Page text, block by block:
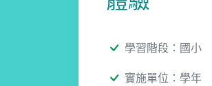
學習階段：國小
實施單位：學年